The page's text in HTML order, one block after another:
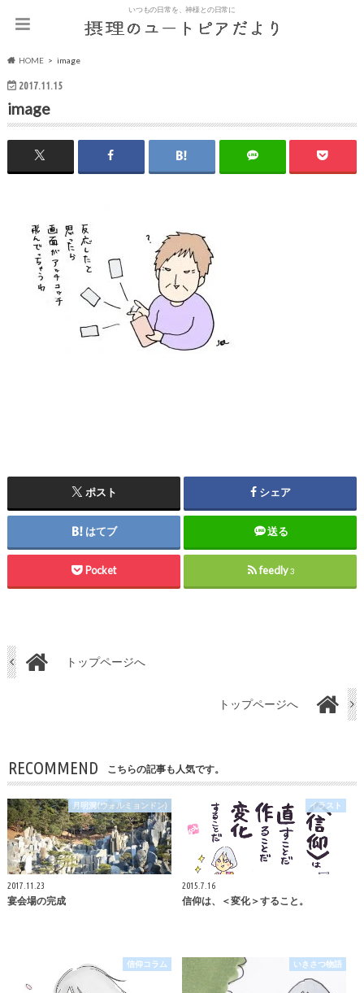
いつもの日常を、神様との日常に
HOME image
2017.11.15
image
ポスト シェア
はてブ 送る
Pocket feedly3
トップページへ
トップページへ
RECOMMEND こちらの記事も人気です。
月明洞(ウォルミョンドン)
2017.11.23
宴会場の完成
イラスト
2015.7.16
信仰は、＜変化＞すること。
信仰コラム いきさつ物語